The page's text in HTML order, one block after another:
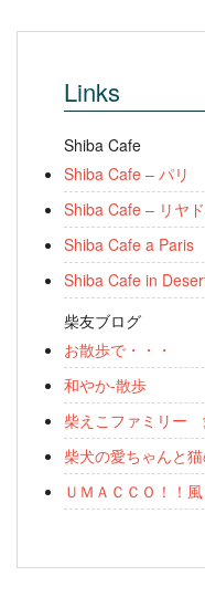
Links
Shiba Cafe
Shiba Cafe – パリ
Shiba Cafe – リヤ
Shiba Cafe a Paris
Shiba Cafe in
柴友ブログ
お散歩で・・・
和やか-散歩
柴えこファミリー
柴犬の愛ちゃんと
ＵＭＡＣＣＯ！！